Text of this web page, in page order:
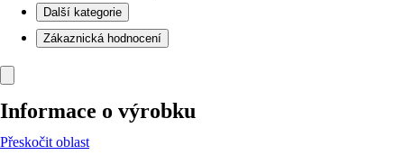
Další kategorie
Zákaznická hodnocení
Informace o výrobku
Přeskočit oblast